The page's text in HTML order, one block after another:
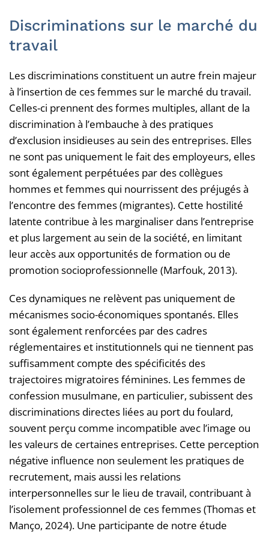
Discriminations sur le marché du
travail
Les discriminations constituent un autre frein majeur
à l’insertion de ces femmes sur le marché du travail.
Celles-ci prennent des formes multiples, allant de la
discrimination à l’embauche à des pratiques
d’exclusion insidieuses au sein des entreprises. Elles
ne sont pas uniquement le fait des employeurs, elles
sont également perpétuées par des collègues
hommes et femmes qui nourrissent des préjugés à
l’encontre des femmes (migrantes). Cette hostilité
latente contribue à les marginaliser dans l’entreprise
et plus largement au sein de la société, en limitant
leur accès aux opportunités de formation ou de
promotion socioprofessionnelle (Marfouk, 2013).
Ces dynamiques ne relèvent pas uniquement de
mécanismes socio-économiques spontanés. Elles
sont également renforcées par des cadres
réglementaires et institutionnels qui ne tiennent pas
suffisamment compte des spécificités des
trajectoires migratoires féminines. Les femmes de
confession musulmane, en particulier, subissent des
discriminations directes liées au port du foulard,
souvent perçu comme incompatible avec l’image ou
les valeurs de certaines entreprises. Cette perception
négative influence non seulement les pratiques de
recrutement, mais aussi les relations
interpersonnelles sur le lieu de travail, contribuant à
l’isolement professionnel de ces femmes (Thomas et
Manço, 2024). Une participante de notre étude